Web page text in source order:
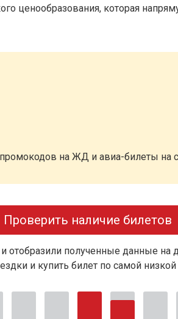
ценообразования, которая
на ЖД и авиа-билеты на
Проверить наличие билетов
отобразили полученные данные
и купить билет по самой низкой